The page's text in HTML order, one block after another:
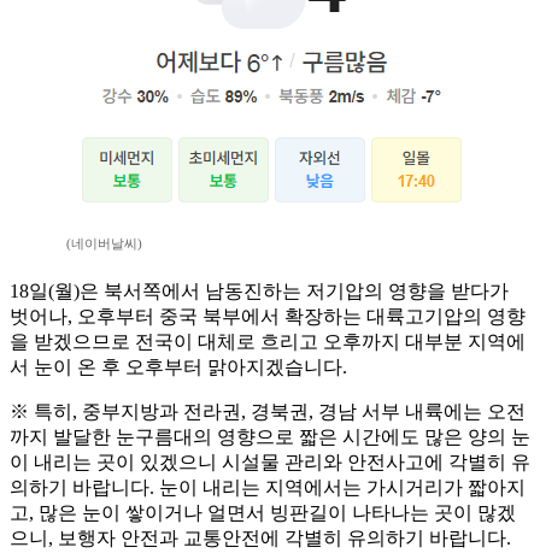
(네이버날씨)
18일(월)은 북서쪽에서 남동진하는 저기압의 영향을 받다가
벗어나, 오후부터 중국 북부에서 확장하는 대륙고기압의 영향
을 받겠으므로 전국이 대체로 흐리고 오후까지 대부분 지역에
서 눈이 온 후 오후부터 맑아지겠습니다.
※ 특히, 중부지방과 전라권, 경북권, 경남 서부 내륙에는 오전
까지 발달한 눈구름대의 영향으로 짧은 시간에도 많은 양의 눈
이 내리는 곳이 있겠으니 시설물 관리와 안전사고에 각별히 유
의하기 바랍니다. 눈이 내리는 지역에서는 가시거리가 짧아지
고, 많은 눈이 쌓이거나 얼면서 빙판길이 나타나는 곳이 많겠
으니, 보행자 안전과 교통안전에 각별히 유의하기 바랍니다.